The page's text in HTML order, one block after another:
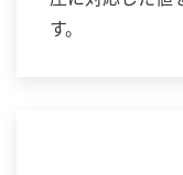
す。